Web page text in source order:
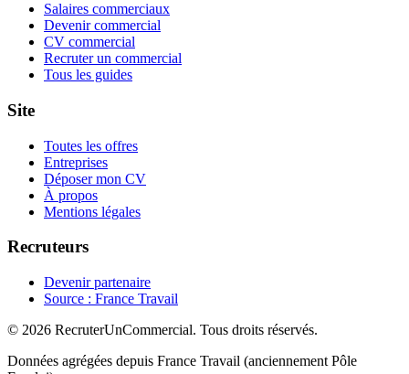
Salaires commerciaux
Devenir commercial
CV commercial
Recruter un commercial
Tous les guides
Site
Toutes les offres
Entreprises
Déposer mon CV
À propos
Mentions légales
Recruteurs
Devenir partenaire
Source : France Travail
© 2026 RecruterUnCommercial. Tous droits réservés.
Données agrégées depuis France Travail (anciennement Pôle